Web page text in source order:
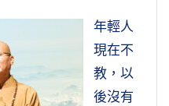
年輕人
現在不
教，以
後沒有